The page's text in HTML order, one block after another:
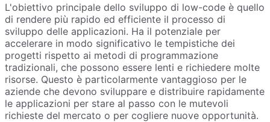
L'obiettivo principale dello sviluppo di low-code è quello
di rendere più rapido ed efficiente il processo di
sviluppo delle applicazioni. Ha il potenziale per
accelerare in modo significativo le tempistiche dei
progetti rispetto ai metodi di programmazione
tradizionali, che possono essere lenti e richiedere molte
risorse. Questo è particolarmente vantaggioso per le
aziende che devono sviluppare e distribuire rapidamente
le applicazioni per stare al passo con le mutevoli
richieste del mercato o per cogliere nuove opportunità.